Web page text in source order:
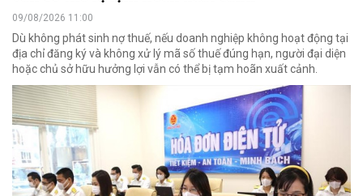
09/08/2026 11:00
Dù không phát sinh nợ thuế, nếu doanh nghiệp không hoạt động tại
địa chỉ đăng ký và không xử lý mã số thuế đúng hạn, người đại diện
hoặc chủ sở hữu hưởng lợi vẫn có thể bị tạm hoãn xuất cảnh.